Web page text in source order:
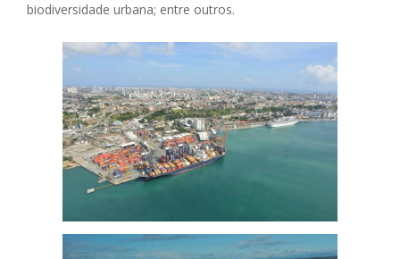
biodiversidade urbana; entre outros.